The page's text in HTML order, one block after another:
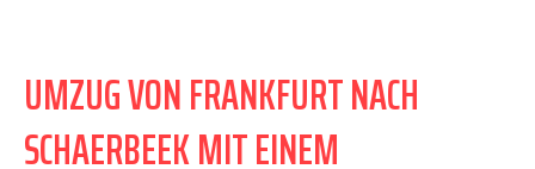
UMZUG VON FRANKFURT NACH
SCHAERBEEK MIT EINEM